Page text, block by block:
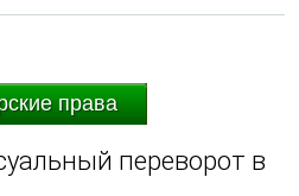
права
переворот в